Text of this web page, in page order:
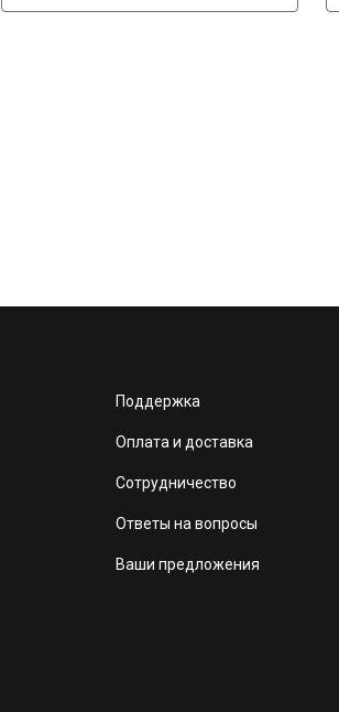
Поддержка
Оплата и доставка
Сотрудничество
Ответы на вопросы
Ваши предложения